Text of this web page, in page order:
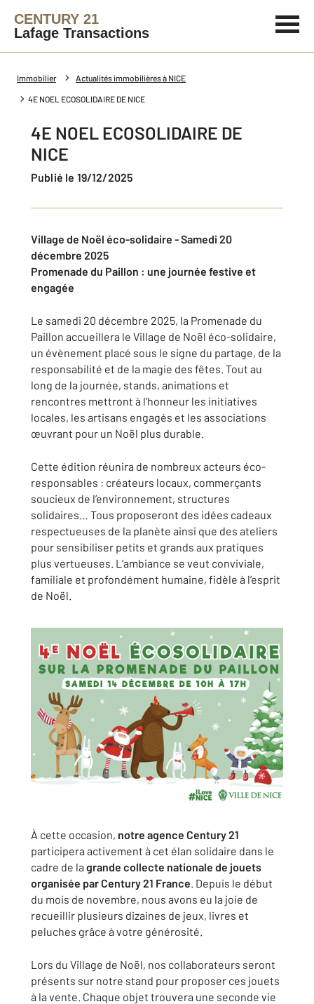
CENTURY 21
Lafage Transactions
Immobilier Actualités immobilières à NICE
4E NOEL ECOSOLIDAIRE DE NICE
4E NOEL ECOSOLIDAIRE DE
NICE
Publié le 19/12/2025
Village de Noël éco-solidaire - Samedi 20
décembre 2025
Promenade du Paillon : une journée festive et
engagée
Le samedi 20 décembre 2025, la Promenade du
Paillon accueillera le Village de Noël éco-solidaire,
un évènement placé sous le signe du partage, de la
responsabilité et de la magie des fêtes. Tout au
long de la journée, stands, animations et
rencontres mettront à l’honneur les initiatives
locales, les artisans engagés et les associations
œuvrant pour un Noël plus durable.
Cette édition réunira de nombreux acteurs éco-
responsables : créateurs locaux, commerçants
soucieux de l’environnement, structures
solidaires… Tous proposeront des idées cadeaux
respectueuses de la planète ainsi que des ateliers
pour sensibiliser petits et grands aux pratiques
plus vertueuses. L’ambiance se veut conviviale,
familiale et profondément humaine, fidèle à l’esprit
de Noël.
À cette occasion, notre agence Century 21
participera activement à cet élan solidaire dans le
cadre de la grande collecte nationale de jouets
organisée par Century 21 France. Depuis le début
du mois de novembre, nous avons eu la joie de
recueillir plusieurs dizaines de jeux, livres et
peluches grâce à votre générosité.
Lors du Village de Noël, nos collaborateurs seront
présents sur notre stand pour proposer ces jouets
à la vente. Chaque objet trouvera une seconde vie